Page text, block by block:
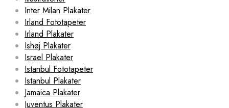
Inter Milan Plakater
Irland Fototapeter
Irland Plakater
Ishøj Plakater
Israel Plakater
Istanbul Fototapeter
Istanbul Plakater
Jamaica Plakater
Juventus Plakater